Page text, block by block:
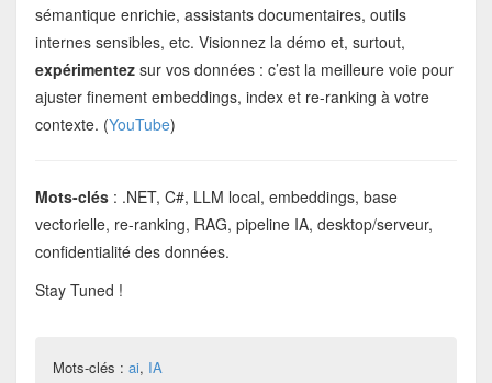
sémantique enrichie, assistants documentaires, outils
internes sensibles, etc. Visionnez la démo et, surtout,
expérimentezsur vos données : c’est la meilleure voie pour
ajuster finement embeddings, index et re-ranking à votre
contexte. (YouTube)
Mots-clés: .NET, C#, LLM local, embeddings, base
vectorielle, re-ranking, RAG, pipeline IA, desktop/serveur,
confidentialité des données.
Stay Tuned !
Mots-clés : ai, IA